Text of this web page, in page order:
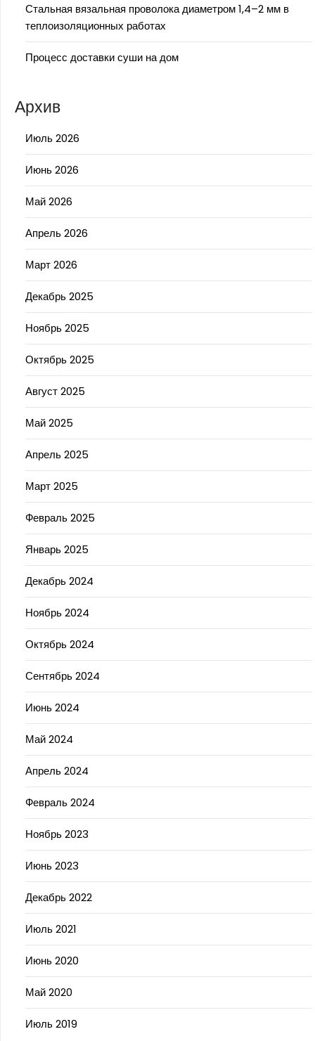
Стальная вязальная проволока диаметром 1,4–2 мм в
теплоизоляционных работах
Процесс доставки суши на дом
Архив
Июль 2026
Июнь 2026
Май 2026
Апрель 2026
Март 2026
Декабрь 2025
Ноябрь 2025
Октябрь 2025
Август 2025
Май 2025
Апрель 2025
Март 2025
Февраль 2025
Январь 2025
Декабрь 2024
Ноябрь 2024
Октябрь 2024
Сентябрь 2024
Июнь 2024
Май 2024
Апрель 2024
Февраль 2024
Ноябрь 2023
Июнь 2023
Декабрь 2022
Июль 2021
Июнь 2020
Май 2020
Июль 2019